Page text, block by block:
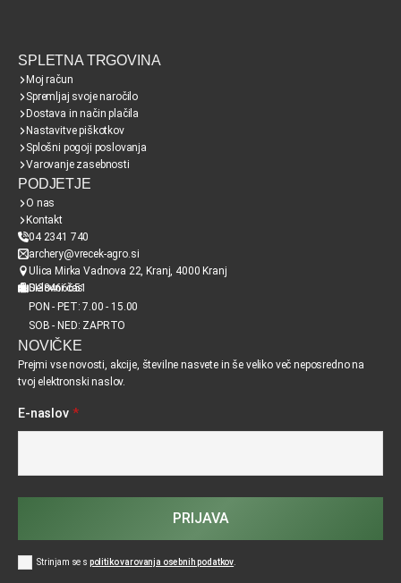
SPLETNA TRGOVINA
Moj račun
Spremljaj svoje naročilo
Dostava in način plačila
Nastavitve piškotkov
Splošni pogoji poslovanja
Varovanje zasebnosti
PODJETJE
O nas
Kontakt
04 2341 740
archery@vrecek-agro.si
Ulica Mirka Vadnova 22, Kranj, 4000 Kranj
SI38466651
Delovni čas
PON - PET: 7.00 - 15.00
SOB - NED: ZAPRTO
NOVIČKE
Prejmi vse novosti, akcije, številne nasvete in še veliko več neposredno na
tvoj elektronski naslov.
E-naslov *
Strinjam se s politiko varovanja osebnih podatkov
PRIJAVA